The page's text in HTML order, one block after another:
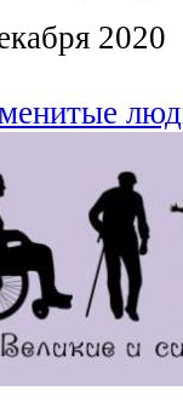
2020